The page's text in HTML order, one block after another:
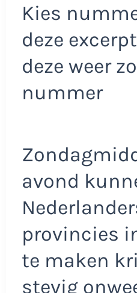
Kies
deze
deze weer
nummer
avond
provincies
te maken
stevig